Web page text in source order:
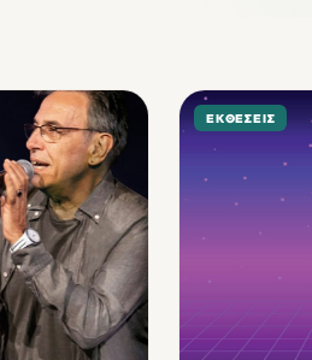
ΕΚΘΈΣΕΙΣ